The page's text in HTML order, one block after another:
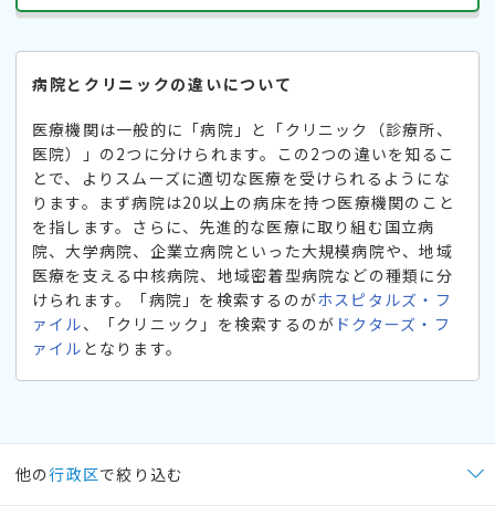
病院とクリニックの違いについて
医療機関は一般的に「病院」と「クリニック（診療所、
医院）」の2つに分けられます。この2つの違いを知るこ
とで、よりスムーズに適切な医療を受けられるようにな
ります。まず病院は20以上の病床を持つ医療機関のこと
を指します。さらに、先進的な医療に取り組む国立病
院、大学病院、企業立病院といった大規模病院や、地域
医療を支える中核病院、地域密着型病院などの種類に分
けられます。「病院」を検索するのがホスピタルズ・フ
ァイル、「クリニック」を検索するのが ドクターズ・フ
ァイル となります。
他の行政区で絞り込む